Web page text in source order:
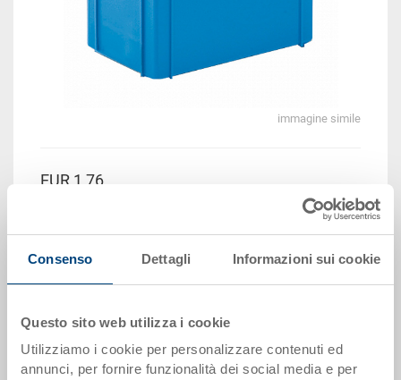
Consenso Dettagli Informazioni sui cookie
Questo sito web utilizza i cookie
Utilizziamo i cookie per personalizzare contenuti ed
annunci, per fornire funzionalità dei social media e per
immagine simile
EUR 1,76
Disponbilità: su richiesta
Il prodotto non può essere ordinato online:Richiedi
offerta
Scaglioni quantità
da 1000 pezzi EUR 1,76